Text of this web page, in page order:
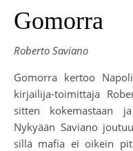
Gomorra
Roberto Saviano
Gomorra kertoo
kirjailija-toimittaja
sitten kokemastaan
Nykyään Saviano
sillä mafia ei oikein